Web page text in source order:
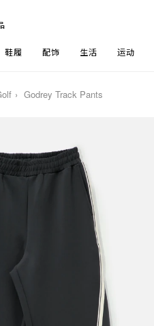
鞋履 配饰 生活 运动
Godrey Track Pants